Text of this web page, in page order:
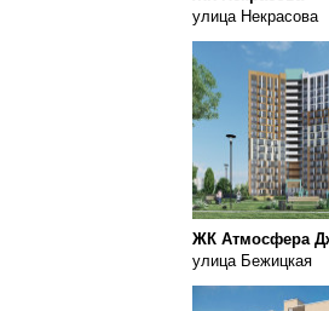
улица Некрасова
ЖК Атмосфера
улица Бежицкая